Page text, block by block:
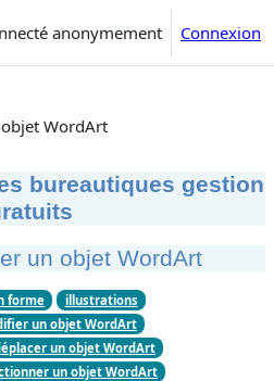
anonymement Connexion
WordArt
bureautiques gestion
un objet WordArt
forme
illustrations
un objet WordArt
un objet WordArt
un objet WordArt